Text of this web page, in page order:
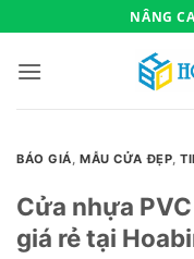
qua
nội
NÂNG
BÁO GIÁ,MẪU CỬA ĐẸP,
Cửa nhựa
giá rẻ tại